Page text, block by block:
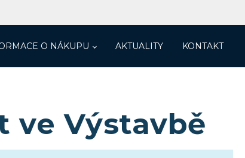
O NÁKUPU AKTUALITY KONTAKT
ve Výstavbě